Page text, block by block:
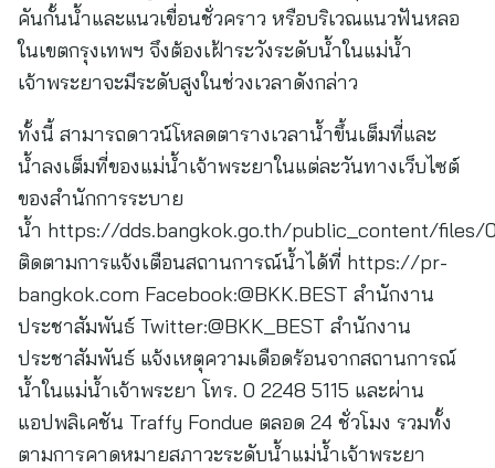
คันกั้นน้ำและแนวเขื่อนชั่วคราว หรือบริเวณแนวฟันหลอ
ในเขตกรุงเทพฯ จึงต้องเฝ้าระวังระดับน้ำในแม่น้ำ
เจ้าพระยาจะมีระดับสูงในช่วงเวลาดังกล่าว
ทั้งนี้ สามารถดาวน์โหลดตารางเวลาน้ำขึ้นเต็มที่และ
น้ำลงเต็มที่ของแม่น้ำเจ้าพระยาในแต่ละวันทางเว็บไซต์
ของสำนักการระบาย
น้ำ https://dds.bangkok.go.th/public_content/files/
ติดตามการแจ้งเตือนสถานการณ์น้ำได้ที่ https://pr-
bangkok.com Facebook:@BKK.BEST สำนักงาน
ประชาสัมพันธ์ Twitter:@BKK_BEST สำนักงาน
ประชาสัมพันธ์ แจ้งเหตุความเดือดร้อนจากสถานการณ์
น้ำในแม่น้ำเจ้าพระยา โทร. 0 2248 5115 และผ่าน
แอปพลิเคชัน Traffy Fondue ตลอด 24 ชั่วโมง รวมทั้ง
ตามการคาดหมายสภาวะระดับน้ำแม่น้ำเจ้าพระยา